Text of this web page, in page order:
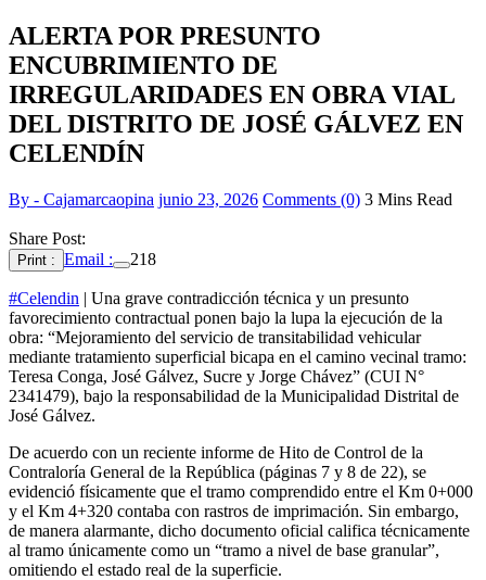
ALERTA POR PRESUNTO
ENCUBRIMIENTO DE
IRREGULARIDADES EN OBRA VIAL
DEL DISTRITO DE JOSÉ GÁLVEZ EN
CELENDÍN
By - Cajamarcaopina junio 23, 2026 Comments (0) 3 Mins Read
Share Post:
Print : Email : 218
#Celendin | Una grave contradicción técnica y un presunto
favorecimiento contractual ponen bajo la lupa la ejecución de la
obra: “Mejoramiento del servicio de transitabilidad vehicular
mediante tratamiento superficial bicapa en el camino vecinal tramo:
Teresa Conga, José Gálvez, Sucre y Jorge Chávez” (CUI N°
2341479), bajo la responsabilidad de la Municipalidad Distrital de
José Gálvez.
De acuerdo con un reciente informe de Hito de Control de la
Contraloría General de la República (páginas 7 y 8 de 22), se
evidenció físicamente que el tramo comprendido entre el Km 0+000
y el Km 4+320 contaba con rastros de imprimación. Sin embargo,
de manera alarmante, dicho documento oficial califica técnicamente
al tramo únicamente como un “tramo a nivel de base granular”,
omitiendo el estado real de la superficie.